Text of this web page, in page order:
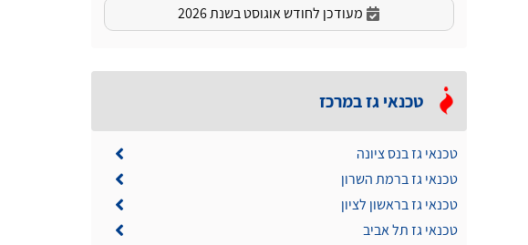
מעודכן לחודש אוגוסט בשנת 2026
טכנאי גז במרכז
טכנאי גז בנס ציונה
טכנאי גז ברמת השרון
טכנאי גז בראשון לציון
טכנאי גז תל אביב